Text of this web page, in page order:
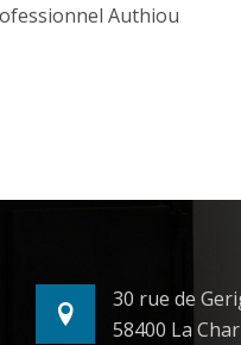
Authiou
30 rue de
58400 La